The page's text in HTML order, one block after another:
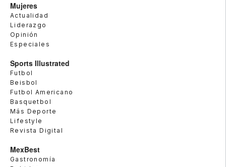
Mujeres
Actualidad
Liderazgo
Opinión
Especiales
Sports Illustrated
Futbol
Beisbol
Futbol Americano
Basquetbol
Más Deporte
Lifestyle
Revista Digital
MexBest
Gastronomía